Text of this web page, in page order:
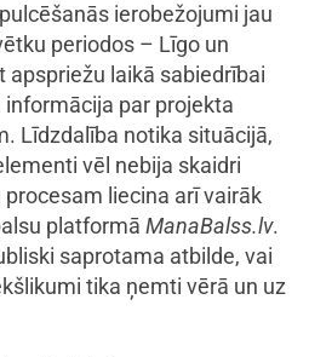
pulcēšanās ierobežojumi jau
periodos – Līgo un
laikā sabiedrībai
par projekta
Līdzdalība notika situācijā,
vēl nebija skaidri
liecina arī vairāk
platformā ManaBalss.lv.
saprotama atbilde, vai
tika ņemti vērā un uz